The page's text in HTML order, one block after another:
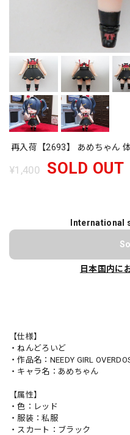
再入荷【2693】 あめちゃん
¥1,400 SOLD OUT
International
日本国内に
【仕様】
・ねんどろいど
・作品名：NEEDY GIRL
・キャラ名：あめちゃん
【属性】
・色：レッド
・服装：私服
・スカート：ブラック